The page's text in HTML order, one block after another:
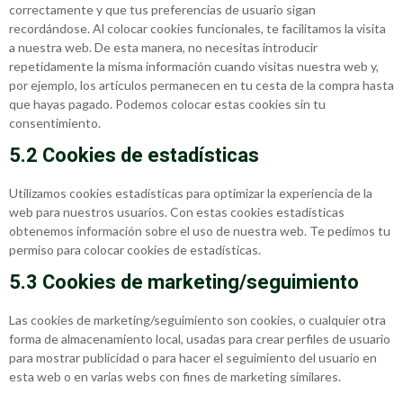
correctamente y que tus preferencias de usuario sigan
recordándose. Al colocar cookies funcionales, te facilitamos la visita
a nuestra web. De esta manera, no necesitas introducir
repetidamente la misma información cuando visitas nuestra web y,
por ejemplo, los artículos permanecen en tu cesta de la compra hasta
que hayas pagado. Podemos colocar estas cookies sin tu
consentimiento.
5.2 Cookies de estadísticas
Utilizamos cookies estadísticas para optimizar la experiencia de la
web para nuestros usuarios. Con estas cookies estadísticas
obtenemos información sobre el uso de nuestra web. Te pedimos tu
permiso para colocar cookies de estadísticas.
5.3 Cookies de marketing/seguimiento
Las cookies de marketing/seguimiento son cookies, o cualquier otra
forma de almacenamiento local, usadas para crear perfiles de usuario
para mostrar publicidad o para hacer el seguimiento del usuario en
esta web o en varias webs con fines de marketing similares.